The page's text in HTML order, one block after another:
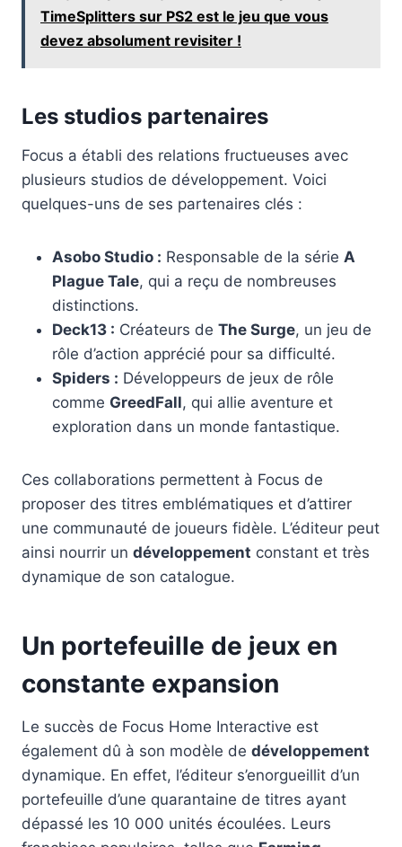
TimeSplitters sur PS2 est le jeu que vous
devez absolument revisiter !
Les studios partenaires
Focus a établi des relations fructueuses avec
plusieurs studios de développement. Voici
quelques-uns de ses partenaires clés :
Asobo Studio : Responsable de la série A
Plague Tale, qui a reçu de nombreuses
distinctions.
Deck13 : Créateurs de The Surge, un jeu de
rôle d’action apprécié pour sa difficulté.
Spiders : Développeurs de jeux de rôle
comme GreedFall, qui allie aventure et
exploration dans un monde fantastique.
Ces collaborations permettent à Focus de
proposer des titres emblématiques et d’attirer
une communauté de joueurs fidèle. L’éditeur peut
ainsi nourrir un développement constant et très
dynamique de son catalogue.
Un portefeuille de jeux en
constante expansion
Le succès de Focus Home Interactive est
également dû à son modèle de développement
dynamique. En effet, l’éditeur s’enorgueillit d’un
portefeuille d’une quarantaine de titres ayant
dépassé les 10 000 unités écoulées. Leurs